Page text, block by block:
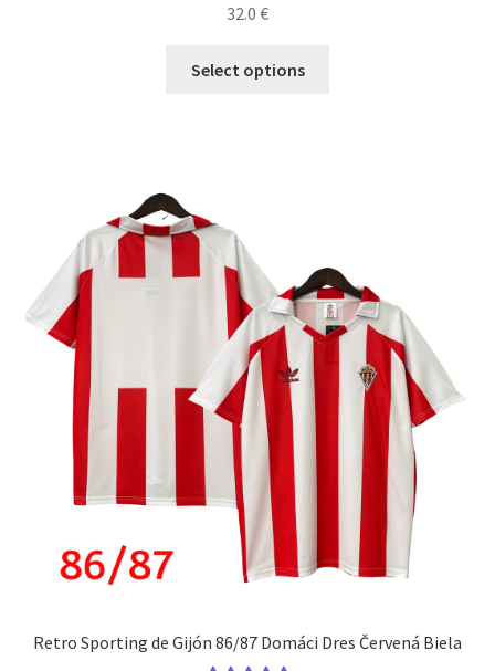
32.0 €
Select options
vybrať
na
stránke
produktu.
Retro Sporting de Gijón 86/87 Domáci Dres Červená Biela